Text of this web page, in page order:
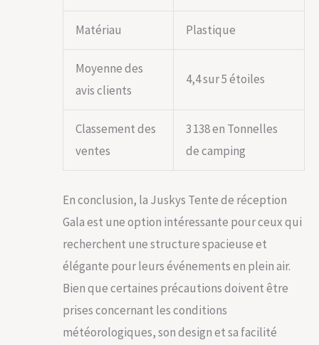
Matériau Plastique
Moyenne des
avis clients
4,4 sur 5 étoiles
Classement des
ventes
3 138 en Tonnelles
de camping
En conclusion, la Juskys Tente de réception
Gala est une option intéressante pour ceux qui
recherchent une structure spacieuse et
élégante pour leurs événements en plein air.
Bien que certaines précautions doivent être
prises concernant les conditions
météorologiques, son design et sa facilité